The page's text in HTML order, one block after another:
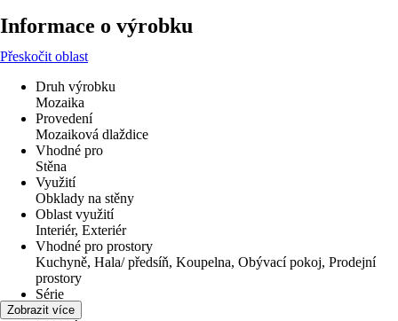
Informace o výrobku
Přeskočit oblast
Druh výrobku
Mozaika
Provedení
Mozaiková dlaždice
Vhodné pro
Stěna
Využití
Obklady na stěny
Oblast využití
Interiér, Exteriér
Vhodné pro prostory
Kuchyně, Hala/ předsíň, Koupelna, Obývací pokoj, Prodejní
prostory
Série
Crystal
Zobrazit více